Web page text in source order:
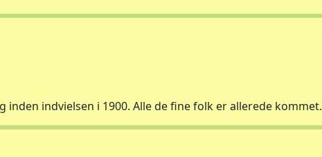
inden indvielsen i 1900. Alle de fine folk er allerede kommet.